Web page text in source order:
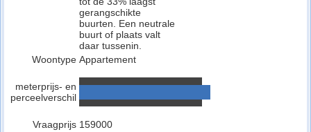
gerangschikte
buurten. Een neutrale
buurt of plaats valt
daar tussenin.
Woontype Appartement
meterprijs- en
perceelverschil
Vraagprijs 159000